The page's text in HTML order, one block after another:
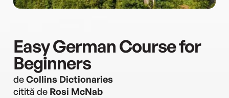
Easy German Course for
Beginners
deCollins Dictionaries
citită de Rosi McNab